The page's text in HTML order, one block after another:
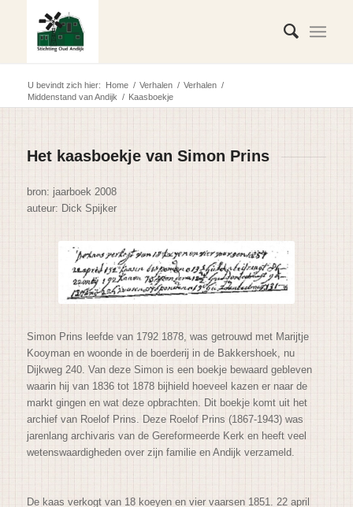
U bevindt zich hier: Home / Verhalen / Verhalen /
Middenstand van Andijk / Kaasboekje
Het kaasboekje van Simon Prins
bron: jaarboek 2008
auteur: Dick Spijker
Simon Prins leefde van 1792 1878, was getrouwd met Marijtje
Kooyman en woonde in de boerderij in de Bakkershoek, nu
Dijkweg 240. Van deze Simon is een boekje bewaard gebleven
waarin hij van 1836 tot 1878 bijhield hoeveel kazen er naar de
markt gingen en wat deze opbrachten. Dit boekje komt uit het
archief van Roelof Prins. Deze Roelof Prins (1867-1943) was
jarenlang archivaris van de Gereformeerde Kerk en heeft veel
wetenswaardigheden over zijn familie en Andijk verzameld.
De kaas verkogt van 18 koeyen en vier vaarsen 1851. 22 april